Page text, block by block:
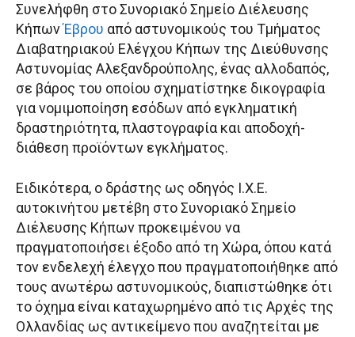
Συνελήφθη στο Συνοριακό Σημείο Διέλευσης
ΚήπωνΈβρου από αστυνομικούς του Τμήματος
Διαβατηριακού Ελέγχου Κήπων της Διεύθυνσης
Αστυνομίας Αλεξανδρούπολης, ένας αλλοδαπός,
σε βάρος του οποίου σχηματίστηκε δικογραφία
για νομιμοποίηση εσόδων από εγκληματική
δραστηριότητα, πλαστογραφία και αποδοχή-
διάθεση προϊόντων εγκλήματος.
Ειδικότερα, ο δράστης ως οδηγός Ι.Χ.Ε.
αυτοκινήτου μετέβη στο Συνοριακό Σημείο
Διέλευσης Κήπων προκειμένου να
πραγματοποιήσει έξοδο από τη Χώρα, όπου κατά
τον ενδελεχή έλεγχο που πραγματοποιήθηκε από
τους ανωτέρω αστυνομικούς, διαπιστώθηκε ότι
το όχημα είναι καταχωρημένο από τις Αρχές της
Ολλανδίας ως αντικείμενο που αναζητείται με